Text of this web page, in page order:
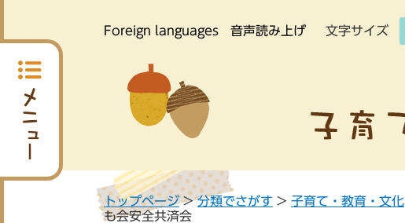
Foreign languages 音声読み上げ 文字サイズ
トップページ >分類でさがす > 子育て・教育・文化
も会安全共済会